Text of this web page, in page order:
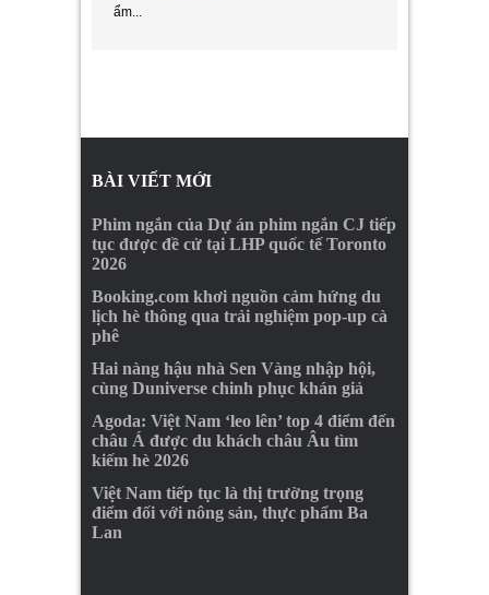
ẩm...
BÀI VIẾT MỚI
Phim ngắn của Dự án phim ngắn CJ tiếp
tục được đề cử tại LHP quốc tế Toronto
2026
Booking.com khơi nguồn cảm hứng du
lịch hè thông qua trải nghiệm pop-up cà
phê
Hai nàng hậu nhà Sen Vàng nhập hội,
cùng Duniverse chinh phục khán giả
Agoda: Việt Nam ‘leo lên’ top 4 điểm đến
châu Á được du khách châu Âu tìm
kiếm hè 2026
Việt Nam tiếp tục là thị trường trọng
điểm đối với nông sản, thực phẩm Ba
Lan